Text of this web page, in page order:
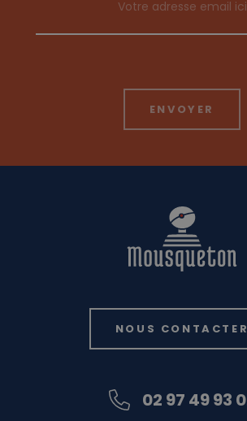
NOUS CONTACTER
02 97 49 93